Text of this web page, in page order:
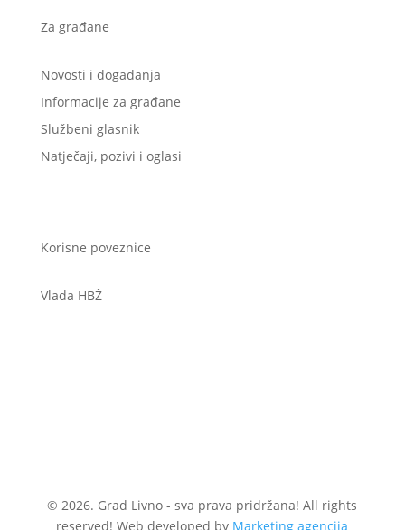
Za građane
Novosti i događanja
Informacije za građane
Službeni glasnik
Natječaji, pozivi i oglasi
Korisne poveznice
Vlada HBŽ
© 2026. Grad Livno - sva prava pridržana! All rights
reserved! Web developed by Marketing agencija